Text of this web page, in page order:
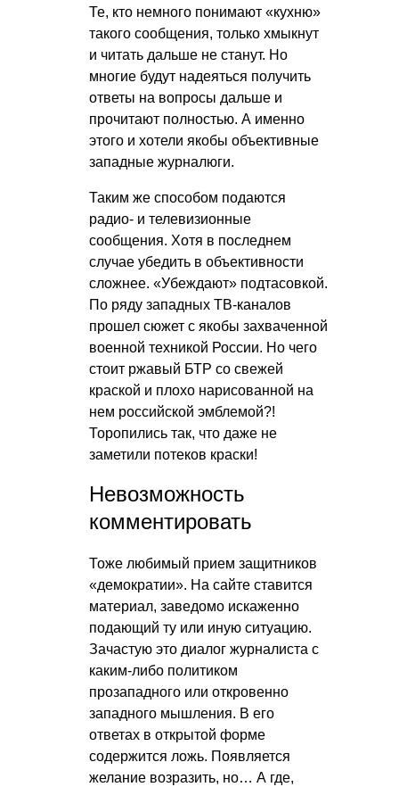
Те, кто немного понимают «кухню»
такого сообщения, только хмыкнут
и читать дальше не станут. Но
многие будут надеяться получить
ответы на вопросы дальше и
прочитают полностью. А именно
этого и хотели якобы объективные
западные журналюги.
Таким же способом подаются
радио- и телевизионные
сообщения. Хотя в последнем
случае убедить в объективности
сложнее. «Убеждают» подтасовкой.
По ряду западных ТВ-каналов
прошел сюжет с якобы захваченной
военной техникой России. Но чего
стоит ржавый БТР со свежей
краской и плохо нарисованной на
нем российской эмблемой?!
Торопились так, что даже не
заметили потеков краски!
Невозможность
комментировать
Тоже любимый прием защитников
«демократии». На сайте ставится
материал, заведомо искаженно
подающий ту или иную ситуацию.
Зачастую это диалог журналиста с
каким-либо политиком
прозападного или откровенно
западного мышления. В его
ответах в открытой форме
содержится ложь. Появляется
желание возразить, но… А где,